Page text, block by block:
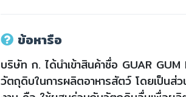
ข้อหารือ
บริษัท ก. ได้นำเข้าสินค้าชื่อ GUAR
วัตถุดิบในการผลิตอาหารสัตว์ โดยเป็นส่